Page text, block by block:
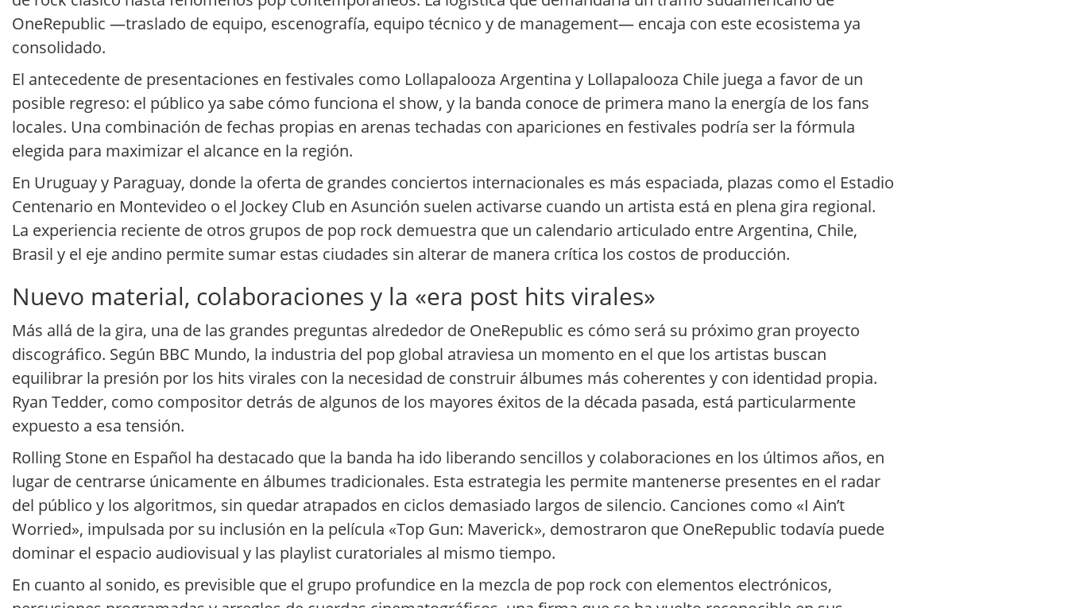
OneRepublic —traslado de equipo, escenografía, equipo técnico y de management— encaja con este ecosistema ya
consolidado.
El antecedente de presentaciones en festivales como Lollapalooza Argentina y Lollapalooza Chile juega a favor de un
posible regreso: el público ya sabe cómo funciona el show, y la banda conoce de primera mano la energía de los fans
locales. Una combinación de fechas propias en arenas techadas con apariciones en festivales podría ser la fórmula
elegida para maximizar el alcance en la región.
En Uruguay y Paraguay, donde la oferta de grandes conciertos internacionales es más espaciada, plazas como el Estadio
Centenario en Montevideo o el Jockey Club en Asunción suelen activarse cuando un artista está en plena gira regional.
La experiencia reciente de otros grupos de pop rock demuestra que un calendario articulado entre Argentina, Chile,
Brasil y el eje andino permite sumar estas ciudades sin alterar de manera crítica los costos de producción.
Nuevo material, colaboraciones y la «era post hits virales»
Más allá de la gira, una de las grandes preguntas alrededor de OneRepublic es cómo será su próximo gran proyecto
discográfico. Según BBC Mundo, la industria del pop global atraviesa un momento en el que los artistas buscan
equilibrar la presión por los hits virales con la necesidad de construir álbumes más coherentes y con identidad propia.
Ryan Tedder, como compositor detrás de algunos de los mayores éxitos de la década pasada, está particularmente
expuesto a esa tensión.
Rolling Stone en Español ha destacado que la banda ha ido liberando sencillos y colaboraciones en los últimos años, en
lugar de centrarse únicamente en álbumes tradicionales. Esta estrategia les permite mantenerse presentes en el radar
del público y los algoritmos, sin quedar atrapados en ciclos demasiado largos de silencio. Canciones como «I Ain’t
Worried», impulsada por su inclusión en la película «Top Gun: Maverick», demostraron que OneRepublic todavía puede
dominar el espacio audiovisual y las playlist curatoriales al mismo tiempo.
En cuanto al sonido, es previsible que el grupo profundice en la mezcla de pop rock con elementos electrónicos,